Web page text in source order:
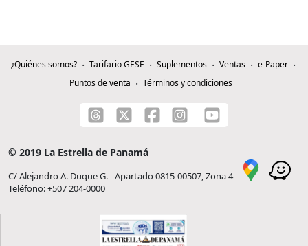
¿Quiénes somos? Tarifario GESE Suplementos Ventas
e-Paper
Puntos de venta
Términos y condiciones
© 2019 La Estrella de Panamá
C/ Alejandro A. Duque G. - Apartado 0815-00507, Zona 4
Teléfono: +507 204-0000